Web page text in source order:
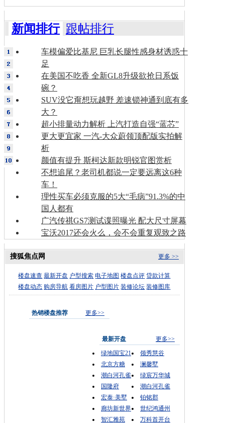
新闻排行 跟帖排行
车模偏爱比基尼 巨乳长腿性感身材诱惑十
足
在美国不吃香 全新GL8升级欲抢日系饭
碗？
SUV没它甭想玩越野 差速锁神通到底有多
大？
超小排量动力解析 上汽打造自强“蓝芯”
更大更宜家 一汽-大众蔚领顶配版实拍解
析
颜值有提升 斯柯达新款明锐官图赏析
不想追尾？老司机都说一定要远离这6种
车！
理性买车必须克服的5大“毛病”91.3%的中
国人都有
广汽传祺GS7测试谍照曝光 配大尺寸屏幕
宝沃2017还会火么，会不会重复观致之路
更多 >>
搜狐焦点网
楼盘速查 最新开盘 户型搜索 电子地图 楼盘点评 贷款计算
楼盘动态 购房导航 看房图片 户型图片 装修论坛 装修图库
热销楼盘推荐 更多>>
最新开盘
更多>>
绿地国宝21
领秀慧谷
北京方糖
澜馨墅
潮白河孔雀
绿宸万华城
国隆府
潮白河孔雀
宏泰·美墅
铂铭郡
廊坊新世界
世纪鸿通州
智汇雅苑
万科首开台